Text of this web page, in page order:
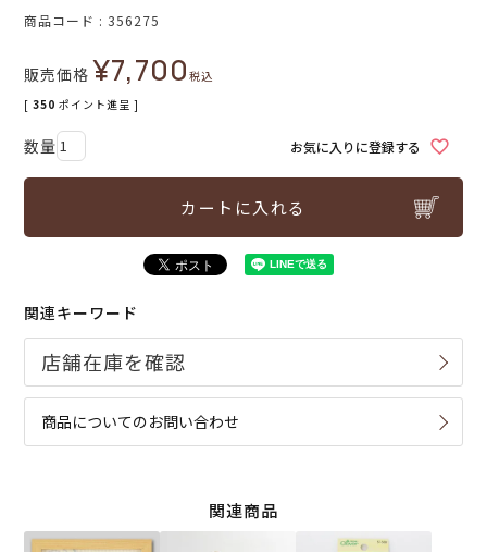
商品コード 356275
販売価格 ¥7,700税込
[ 350 ポイント進呈 ]
お気に入りに登録する
カートに入れる
関連キーワード
商品についてのお問い合わせ
関連商品